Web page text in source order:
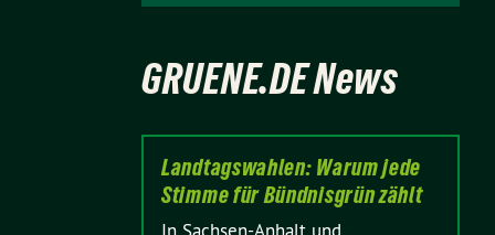
GRUENE.DE News
Landtagswahlen: Warum jede
Stimme für Bündnisgrün zählt